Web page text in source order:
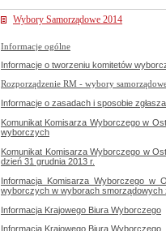
Wybory Samorządowe 2014
Informacje ogólne
Informacje o tworzeniu komitetów
Rozporządzenie RM - wybory
Informacje o zasadach i sposobie
Komunikat Komisarza Wyborczego w
wyborczych
Komunikat Komisarza Wyborczego w
dzień 31 grudnia 2013 r.
Informacja Komisarza Wyborczego w
wyborczych w wyborach smorządowych
Informacja Krajowego Biura Wyborczego
Informacja Krajowego Biura Wyborczego